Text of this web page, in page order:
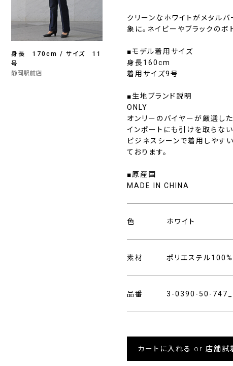
クリーンなホワイトがメタル
象に。ネイビーやブラックのボ
■モデル着用サイズ
身長160cm
着用サイズ9号
■生地ブランド説明
ONLY
オンリーのバイヤーが厳選し
インポートにも引けを取らな
ビジネスシーンで着用しやす
ております。
■原産国
MADE IN CHINA
色 ホワイト
素材 ポリエステル100%
品番 3-0390-50-
カートに入れる or 店舗試
身長 170cm / サイズ 11
号
静岡駅前店